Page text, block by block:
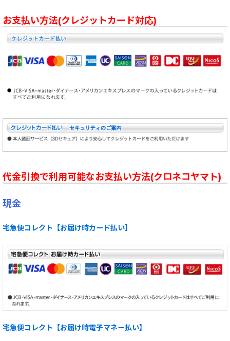
お支払い方法(クレジットカード対応)
代金引換で利用可能なお支払い方法(クロネコヤマト)
現金
宅急便コレクト【お届け時カード払い】
宅急便コレクト【お届け時電子マネー払い】